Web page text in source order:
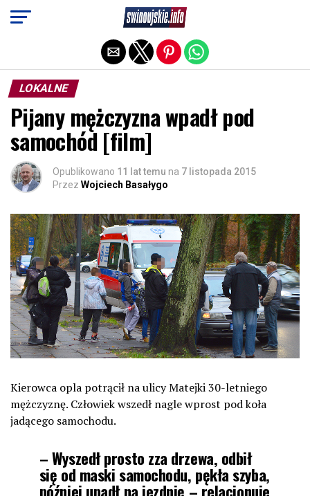
LOKALNE
Pijany mężczyzna wpadł pod
samochód [film]
Opublikowano 11 lat temu na 7 listopada 2015
Przez Wojciech Basałygo
Kierowca opla potrącił na ulicy Matejki 30-letniego
mężczyznę. Człowiek wszedł nagle wprost pod koła
jadącego samochodu.
– Wyszedł prosto zza drzewa, odbił
się od maski samochodu, pękła szyba,
później upadł na jezdnię – relacjonuje
Exit mobile version